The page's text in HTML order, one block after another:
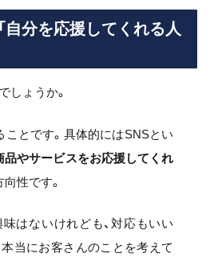
自分を応援してくれる人
しょうか。
ことです。具体的にはSNSとい
品やサービスをお応援してくれ
向性です。
はないけれども、対応もいい
本当にお客さんのことを考えて